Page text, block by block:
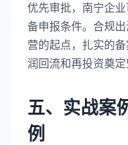
优先审批，南宁企
备申报条件。合规
营的起点，扎实的
润回流和再投资奠定
五、实战案
例